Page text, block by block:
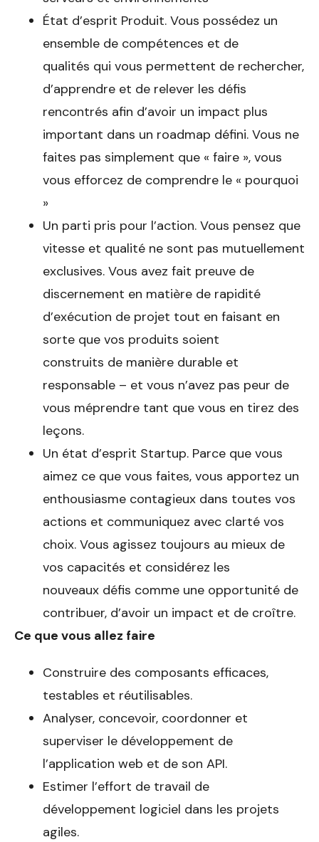
État d’esprit Produit. Vous possédez un
ensemble de compétences et de
qualités qui vous permettent de rechercher,
d’apprendre et de relever les défis
rencontrés afin d’avoir un impact plus
important dans un roadmap défini. Vous ne
faites pas simplement que « faire », vous
vous efforcez de comprendre le « pourquoi
»
Un parti pris pour l’action. Vous pensez que
vitesse et qualité ne sont pas mutuellement
exclusives. Vous avez fait preuve de
discernement en matière de rapidité
d’exécution de projet tout en faisant en
sorte que vos produits soient
construits de manière durable et
responsable – et vous n’avez pas peur de
vous méprendre tant que vous en tirez des
leçons.
Un état d’esprit Startup. Parce que vous
aimez ce que vous faites, vous apportez un
enthousiasme contagieux dans toutes vos
actions et communiquez avec clarté vos
choix. Vous agissez toujours au mieux de
vos capacités et considérez les
nouveaux défis comme une opportunité de
contribuer, d’avoir un impact et de croître.
Ce que vous allez faire
Construire des composants efficaces,
testables et réutilisables.
Analyser, concevoir, coordonner et
superviser le développement de
l’application web et de son API.
Estimer l’effort de travail de
développement logiciel dans les projets
agiles.